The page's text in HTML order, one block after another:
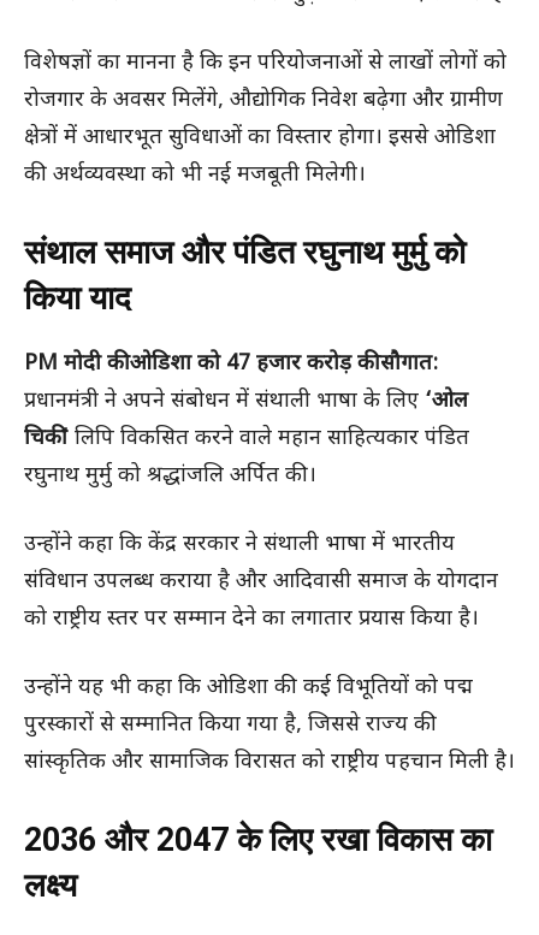
विशेषज्ञों का मानना है कि इन परियोजनाओं से लाखों लोगों को
रोजगार के अवसर मिलेंगे, औद्योगिक निवेश बढ़ेगा और ग्रामीण
क्षेत्रों में आधारभूत सुविधाओं का विस्तार होगा। इससे ओडिशा
की अर्थव्यवस्था को भी नई मजबूती मिलेगी।
संथाल समाज और पंडित रघुनाथ मुर्मु को
किया याद
PM मोदी की ओडिशा को 47 हजार करोड़ की सौगात:
प्रधानमंत्री ने अपने संबोधन में संथाली भाषा के लिए ‘ओल
चिकी’ लिपि विकसित करने वाले महान साहित्यकार पंडित
रघुनाथ मुर्मु को श्रद्धांजलि अर्पित की।
उन्होंने कहा कि केंद्र सरकार ने संथाली भाषा में भारतीय
संविधान उपलब्ध कराया है और आदिवासी समाज के योगदान
को राष्ट्रीय स्तर पर सम्मान देने का लगातार प्रयास किया है।
उन्होंने यह भी कहा कि ओडिशा की कई विभूतियों को पद्म
पुरस्कारों से सम्मानित किया गया है, जिससे राज्य की
सांस्कृतिक और सामाजिक विरासत को राष्ट्रीय पहचान मिली है।
2036 और 2047 के लिए रखा विकास का
लक्ष्य